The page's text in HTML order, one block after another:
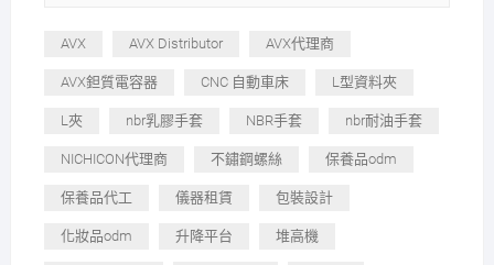
AVX AVX Distributor AVX代理商
AVX鉭質電容器 CNC 自動車床 L型資料夾
L夾 nbr乳膠手套 NBR手套 nbr耐油手套
NICHICON代理商 不鏽鋼螺絲 保養品odm
保養品代工 儀器租賃 包裝設計
化妝品odm 升降平台 堆高機